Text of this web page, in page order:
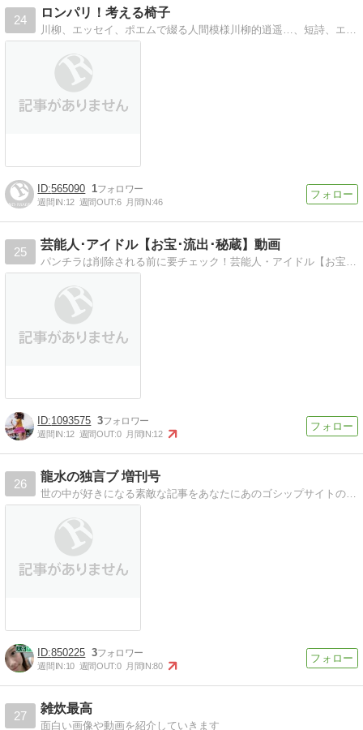
24
ロンパリ！考える椅子
川柳、エッセイ、ポエムで綴る人間模様川柳的逍遥…、短詩、エッセイ、ポエムで綴る人間模様
565090 1
週間IN:12 週間OUT:6 月間IN:46
25
芸能人･アイドル【お宝･流出･秘蔵】動画
パンチラは削除される前に要チェック！芸能人・アイドル【お宝・流出】秘蔵動画、注目のyoutube動画、ニコニコ動画を
1093575 3
週間IN:12 週間OUT:0 月間IN:12
26
龍水の独言ブ 増刊号
世の中が好きになる素敵な記事をあなたにあのゴシップサイトの姉妹サイトです
850225 3
週間IN:10 週間OUT:0 月間IN:80
27
雑炊最高
面白い画像や動画を紹介していきます